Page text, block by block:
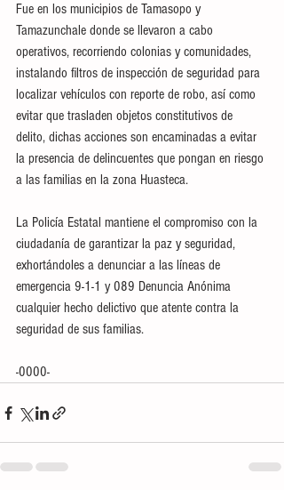
Fue en los municipios de Tamasopo y
Tamazunchale donde se llevaron a cabo
operativos, recorriendo colonias y comunidades,
instalando filtros de inspección de seguridad para
localizar vehículos con reporte de robo, así como
evitar que trasladen objetos constitutivos de
delito, dichas acciones son encaminadas a evitar
la presencia de delincuentes que pongan en riesgo
a las familias en la zona Huasteca.
La Policía Estatal mantiene el compromiso con la
ciudadanía de garantizar la paz y seguridad,
exhortándoles a denunciar a las líneas de
emergencia 9-1-1 y 089 Denuncia Anónima
cualquier hecho delictivo que atente contra la
seguridad de sus familias.
-0000-